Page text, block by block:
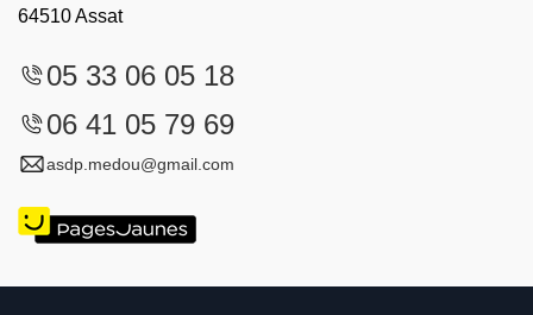
64510 Assat
05 33 06 05 18
06 41 05 79 69
asdp.medou@gmail.com